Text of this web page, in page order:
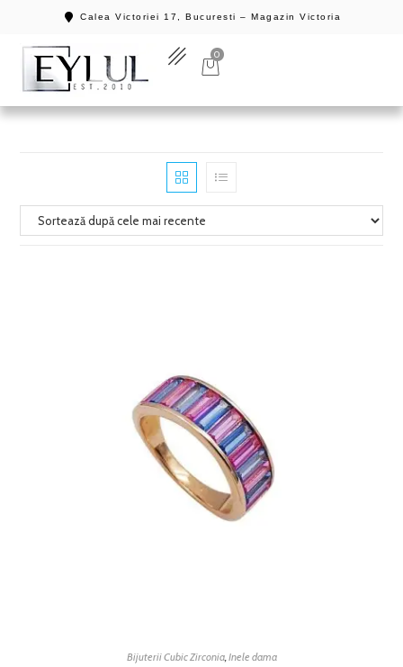
Calea Victoriei 17, Bucuresti – Magazin Victoria
0
Bijuterii Cubic Zirconia, Inele dama